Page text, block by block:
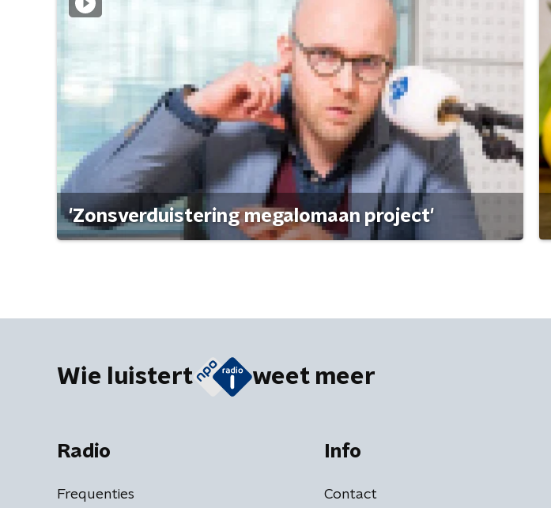
'Zonsverduistering megalomaan project'
Wie luistert weet meer
Radio
Frequenties
Info
Contact